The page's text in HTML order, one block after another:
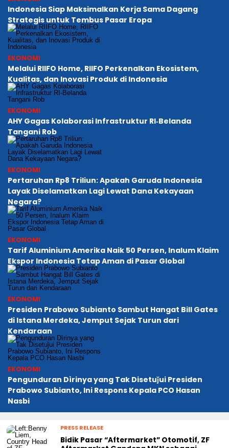
Indonesia Siap Maksimalkan Kerja Sama Dagang
Strategis untuk Tembus Pasar Eropa
EKONOMI
Melalui RIIFO Home, RIIFO Perkenalkan Ekosistem,
Kualitas, dan Inovasi Produk di Indonesia
EKONOMI
AHY Gagas Kolaborasi Infrastruktur RI‑Belanda
Tangani Rob
EKONOMI
Pertaruhan Rp8 Triliun: Apakah Garuda Indonesia
Layak Diselamatkan Lagi Lewat Dana Kekayaan
Negara?
EKONOMI
Tarif Aluminium Amerika Naik 50 Persen, Inalum Klaim
Ekspor Indonesia Tetap Aman di Pasar Global
EKONOMI
Presiden Prabowo Subianto Sambut Hangat Bill Gates
di Istana Merdeka, Jemput Sejak Turun dari
Kendaraan
EKONOMI
Pengunduran Dìrinya yang Tak Disetuǰui Presiden
Prabowo Subianto, Ini Respons Kepala PCO Hasan
Nasbi
PRESS RELEASE
Bidik Pasar “Aftermarket” Otomotif, ZF